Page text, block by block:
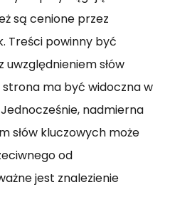
są cenione przez
Treści powinny być
słów
ma być widoczna w
nadmierna
słów kluczowych może
od
jest znalezienie